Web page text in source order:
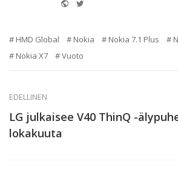
HMD Global Nokia Nokia 7.1 Plus
Nokia X7
Vuoto
EDELLINEN
LG julkaisee V40 ThinQ -
lokakuuta